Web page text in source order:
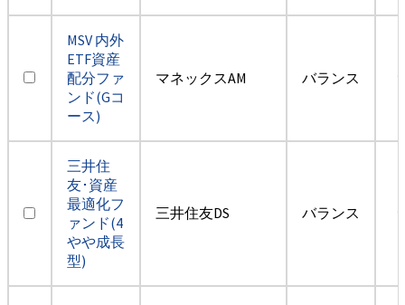
MSV 内外
ETF資産
配分ファ
ンド(Gコ
ース)
マネックスAM バランス
三井住
友･資産
最適化フ
ァンド(4
やや成長
型)
三井住友DS バランス